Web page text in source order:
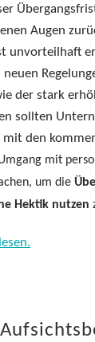
Augen
unvorteilhaft
der stark
sollten
den
mit
um die
Hektik nutzen